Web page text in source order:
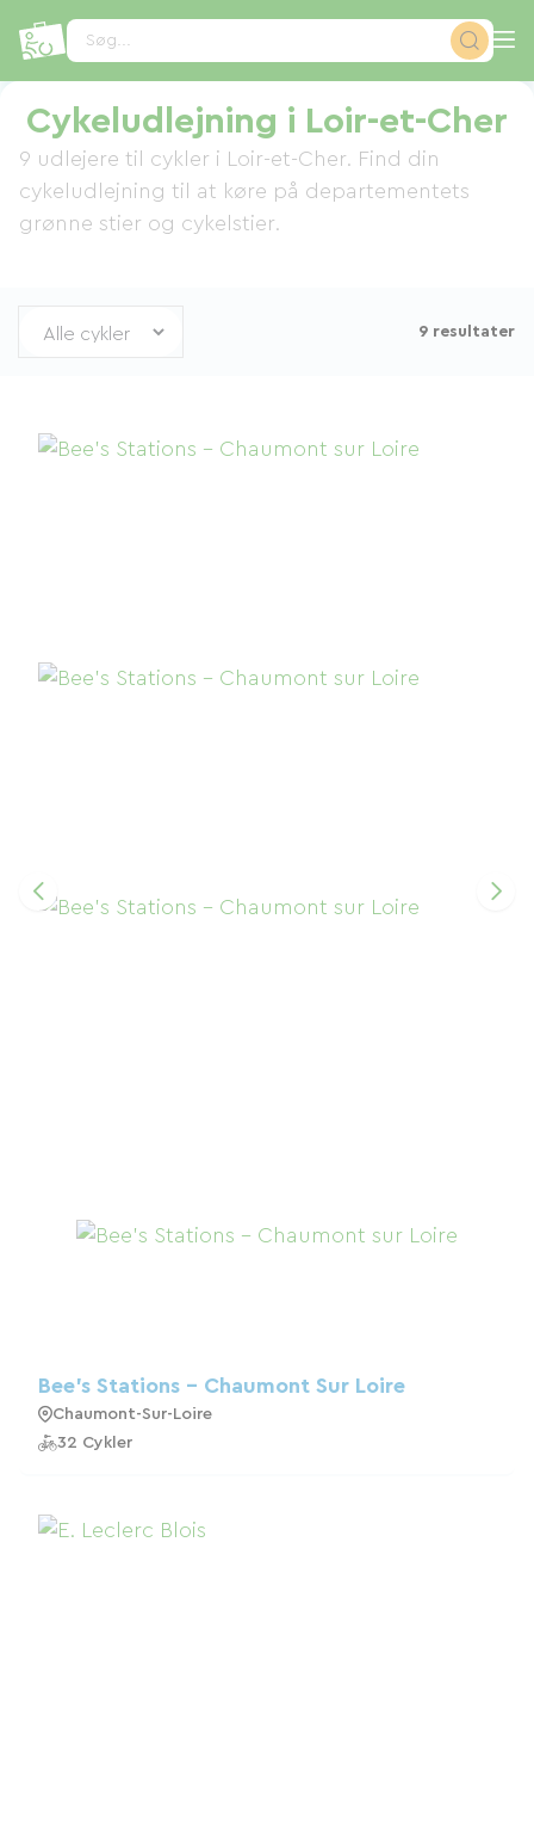
Søg...
Cykeludlejning i Loir-et-Cher
9 udlejere til cykler i Loir-et-Cher. Find din
cykeludlejning til at køre på departementets
grønne stier og cykelstier.
9 resultater
Bee's Stations - Chaumont Sur Loire
Chaumont-Sur-Loire
32 Cykler
CCookie-styringspanel